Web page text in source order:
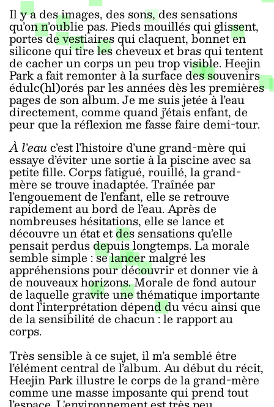
Il y a des images, des sons, des sensations
qu’on n’oublie pas. Pieds mouillés qui glissent,
portes de vestiaires qui claquent, bonnet en
silicone qui tire les cheveux et bras qui tentent
de cacher un corps un peu trop visible. Heejin
Park a fait remonter à la surface des souvenirs
édulc(hl)orés par les années dès les premières
pages de son album. Je me suis jetée à l’eau
directement, comme quand j’étais enfant, de
peur que la réflexion me fasse faire demi-tour.
À l’eauc’est l’histoire d’une grand-mère qui
essaye d’éviter une sortie à la piscine avec sa
petite fille. Corps fatigué, rouillé, la grand-
mère se trouve inadaptée. Traînée par
l’engouement de l’enfant, elle se retrouve
rapidement au bord de l’eau. Après de
nombreuses hésitations, elle se lance et
découvre un état et des sensations qu’elle
pensait perdus depuis longtemps. La morale
semble simple : se lancer malgré les
appréhensions pour découvrir et donner vie à
de nouveaux horizons. Morale de fond autour
de laquelle gravite une thématique importante
dont l’interprétation dépend du vécu ainsi que
de la sensibilité de chacun : le rapport au
corps.
Très sensible à ce sujet, il m’a semblé être
l’élément central de l’album. Au début du récit,
Heejin Park illustre le corps de la grand-mère
comme une masse imposante qui prend tout